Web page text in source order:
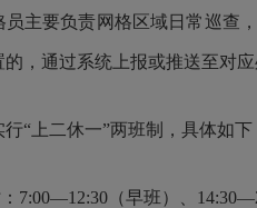
员主要负责网格区域日常巡查
，通过系统上报或推送至对
“上二休一”两班制，具体如下
7:00—12:30（早班）、